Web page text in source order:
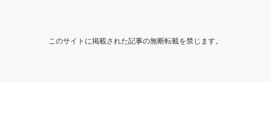
このサイトに掲載された記事の無断転載を禁じます。